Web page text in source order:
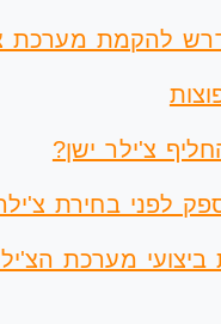
להקמת מערכת
צ'ילר ישן?
לפני בחירת
ביצועי מערכת